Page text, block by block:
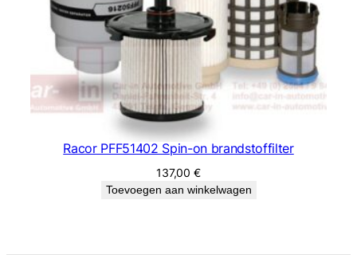
Racor PFF51402 Spin-on brandstoffilter
137,00€
Toevoegen aan winkelwagen